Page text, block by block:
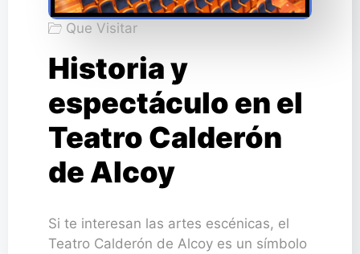
Que Visitar
Historia y
espectáculo en el
Teatro Calderón
de Alcoy
Si te interesan las artes escénicas, el
Teatro Calderón de Alcoy es un símbolo